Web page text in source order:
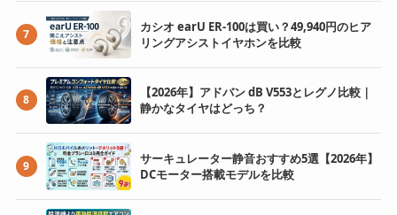
7
カシオ earU ER-100は買い？49,940円のヒア
リングアシストイヤホンを比較
8
【2026年】アドバン dB V553とレグノ比較｜
静かなタイヤはどっち？
9
サーキュレーター静音おすすめ5選【2026年】
DCモーター搭載モデルを比較